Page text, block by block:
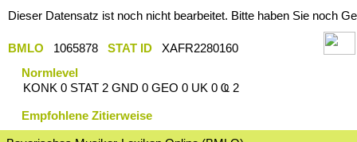
Dieser Datensatz ist noch nicht bearbeitet. Bitte haben Sie noch
BMLO 1065878 STAT ID
XAFR2280160
Normlevel
KONK 0 STAT 2 GND 0 GEO 0 UK 0 Ҩ 2
Empfohlene Zitierweise